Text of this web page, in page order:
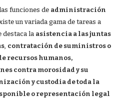
funciones de administración
un variada gama de tareas a
destaca la asistencia a las juntas
, contratación de suministros o
recursos humanos,
contra morosidad y su
y custodia de toda la
o representación legal